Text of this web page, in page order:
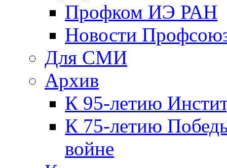
Профком ИЭ РАН
Новости
Для СМИ
Архив
К 95-летию
К 75-летию
войне